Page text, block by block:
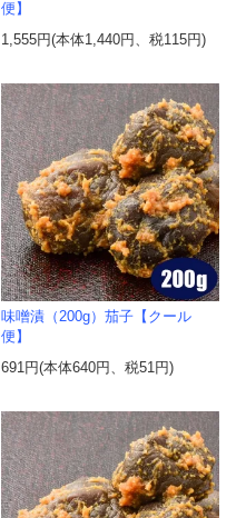
便】
1,555円(本体1,440円、税115円)
味噌漬（200g）茄子【クール
便】
691円(本体640円、税51円)